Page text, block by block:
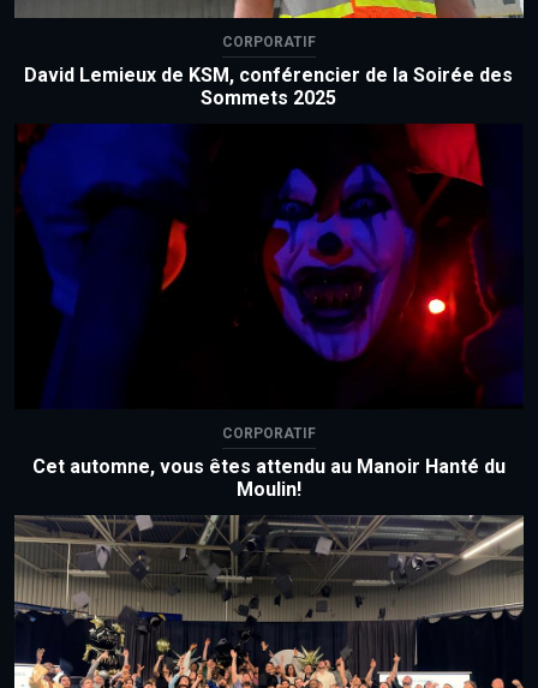
CORPORATIF
David Lemieux de KSM, conférencier de la Soirée des
Sommets 2025
CORPORATIF
Cet automne, vous êtes attendu au Manoir Hanté du
Moulin!